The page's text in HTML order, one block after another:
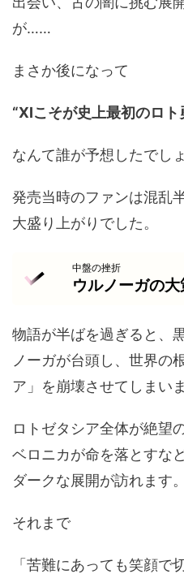
が……
まさか後になって
“XIこそが史上最初のロト
なんて誰が予想したでし
発売当時のファンは混乱
大盛り上がりでした。
中盤の挫折
ウルノーガの大
物語が半ばを過ぎると、
ノーガが台頭し、世界の
ア」を崩壊させてしまいま
ロトゼタシア全体が絶望
ベロニカが命を落とすな
ダークな展開が訪れます。
それまで
「苦難にあっても笑顔で